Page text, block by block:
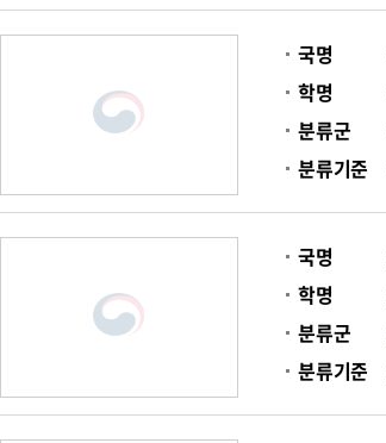
국명
학명
분류군
분류기준
국명
학명
분류군
분류기준